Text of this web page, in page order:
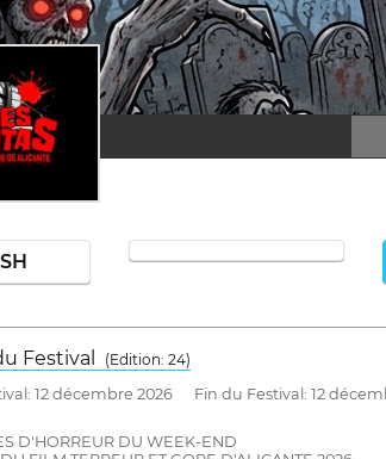
Festival
( Edition: 24)
12 décembre 2026 Fin du Festival: 12
D'HORREUR DU WEEK-END